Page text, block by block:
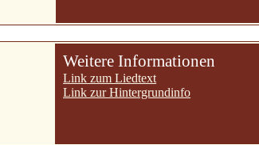
Weitere Informationen
Link zum Liedtext
Link zur Hintergrundinfo